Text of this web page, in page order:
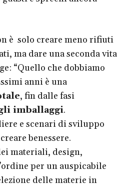
è solo creare meno rifiuti
ma dare una seconda vita
“Quello che dobbiamo
anni è una
, fin dalle fasi
imballaggi.
e scenari di sviluppo
benessere.
materiali, design,
per un auspicabile
delle materie in